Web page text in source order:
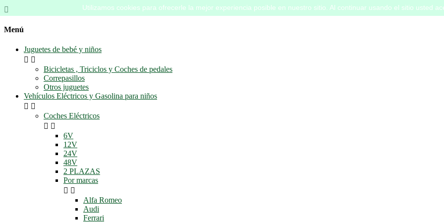
Utilizamos cookies para ofrecerle la mejor experiencia posible en nuestro sitio. Al continuar usando el sitio usted

Menú
Juguetes de bebé y niños
 
Bicicletas , Triciclos y Coches de pedales
Correpasillos
Otros juguetes
Vehículos Eléctricos y Gasolina para niños
 
Coches Eléctricos
 
6V
12V
24V
48V
2 PLAZAS
Por marcas
 
Alfa Romeo
Audi
Ferrari